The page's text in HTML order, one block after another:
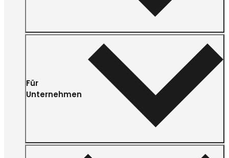
Für
Unternehmen